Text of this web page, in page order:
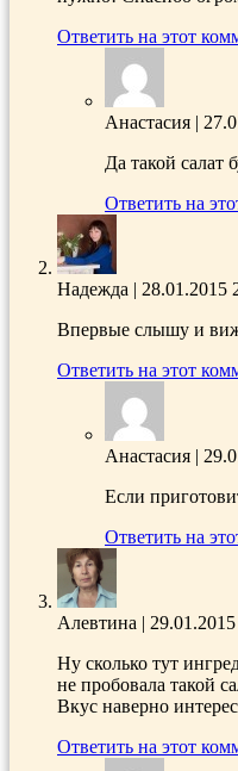
Ответить на этот
Анастасия |
Да такой салат
Ответить на
Надежда | 28.01.2015
Впервые слышу и
Ответить на этот
Анастасия |
Если
Ответить на
Алевтина |
Ну сколько тут
не пробовала такой
Вкус наверно
Ответить на этот